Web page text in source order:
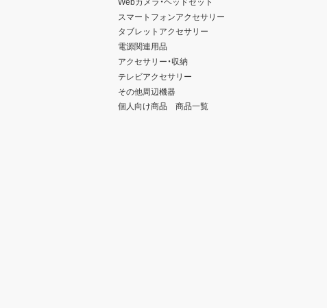
スマートフォンアクセサリー
タブレットアクセサリー
電源関連用品
アクセサリー・収納
テレビアクセサリー
その他周辺機器
個人向け商品 商品一覧